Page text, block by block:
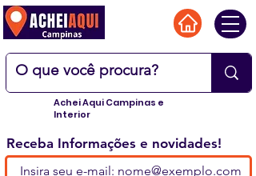
Achei Aqui Campinas e
Interior
Receba Informações e novidades!